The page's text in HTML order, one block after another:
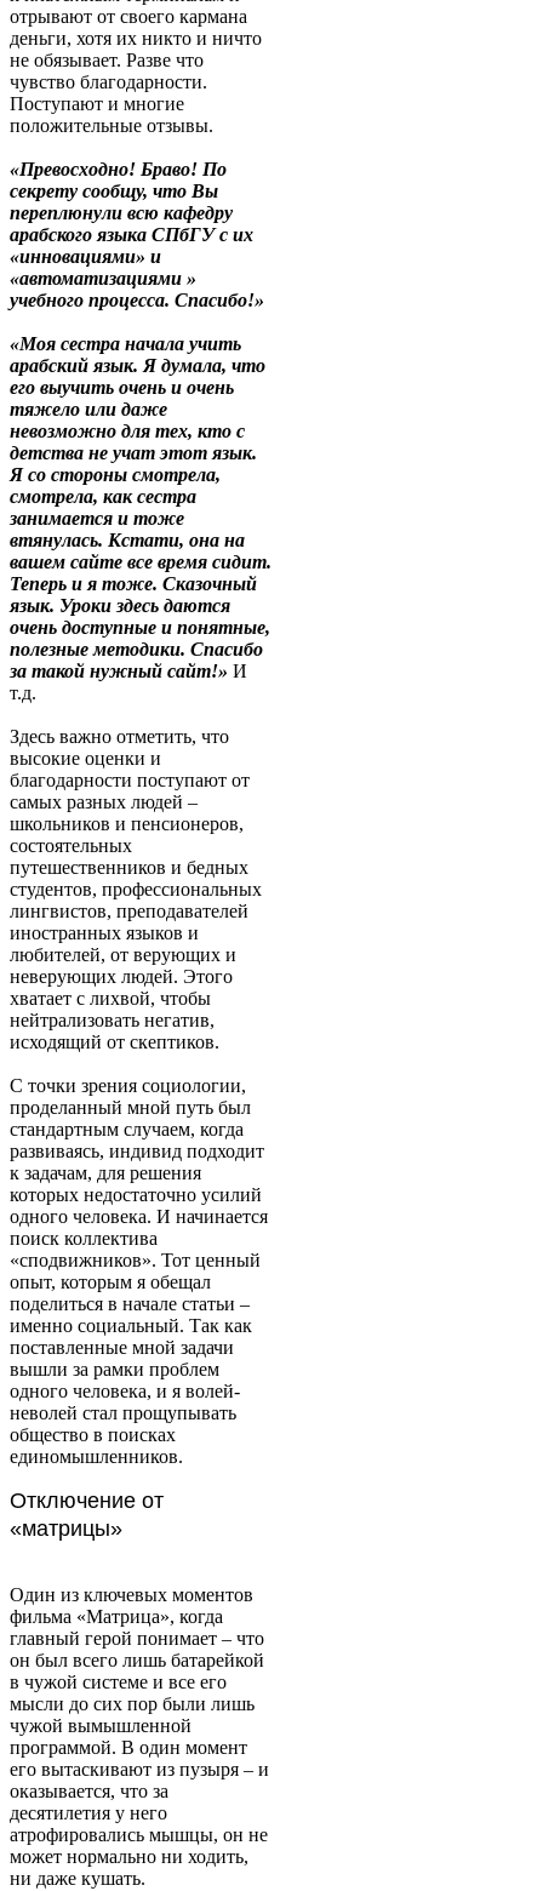
отрывают от своего кармана
деньги, хотя их никто и ничто
не обязывает. Разве что
чувство благодарности.
Поступают и многие
положительные отзывы.
«Превосходно! Браво! По
секрету сообщу, что Вы
переплюнули всю кафедру
арабского языка СПбГУ с их
«инновациями» и
«автоматизациями »
учебного процесса. Спасибо!»
«Моя сестра начала учить
арабский язык. Я думала, что
его выучить очень и очень
тяжело или даже
невозможно для тех, кто с
детства не учат этот язык.
Я со стороны смотрела,
смотрела, как сестра
занимается и тоже
втянулась. Кстати, она на
вашем сайте все время сидит.
Теперь и я тоже. Сказочный
язык. Уроки здесь даются
очень доступные и понятные,
полезные методики. Спасибо
за такой нужный сайт!» И
т.д.
Здесь важно отметить, что
высокие оценки и
благодарности поступают от
самых разных людей –
школьников и пенсионеров,
состоятельных
путешественников и бедных
студентов, профессиональных
лингвистов, преподавателей
иностранных языков и
любителей, от верующих и
неверующих людей. Этого
хватает с лихвой, чтобы
нейтрализовать негатив,
исходящий от скептиков.
С точки зрения социологии,
проделанный мной путь был
стандартным случаем, когда
развиваясь, индивид подходит
к задачам, для решения
которых недостаточно усилий
одного человека. И начинается
поиск коллектива
«сподвижников». Тот ценный
опыт, которым я обещал
поделиться в начале статьи –
именно социальный. Так как
поставленные мной задачи
вышли за рамки проблем
одного человека, и я волей-
неволей стал прощупывать
общество в поисках
единомышленников.
Отключение от
«матрицы»
Один из ключевых моментов
фильма «Матрица», когда
главный герой понимает – что
он был всего лишь батарейкой
в чужой системе и все его
мысли до сих пор были лишь
чужой вымышленной
программой. В один момент
его вытаскивают из пузыря – и
оказывается, что за
десятилетия у него
атрофировались мышцы, он не
может нормально ни ходить,
ни даже кушать.